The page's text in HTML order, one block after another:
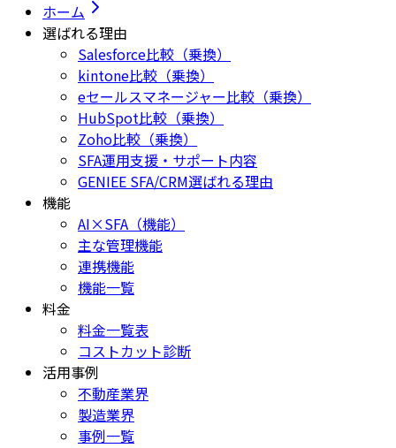
ホーム
選ばれる理由
Salesforce比較（乗換）
kintone比較（乗換）
eセールスマネージャー比較（乗換）
HubSpot比較（乗換）
Zoho比較（乗換）
SFA運用支援・サポート内容
GENIEE SFA/CRM選ばれる理由
機能
AI×SFA（機能）
主な管理機能
連携機能
機能一覧
料金
料金一覧表
コストカット診断
活用事例
不動産業界
製造業界
事例一覧